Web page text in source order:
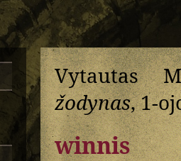
Vytautas
žodynas, 1-
winnis